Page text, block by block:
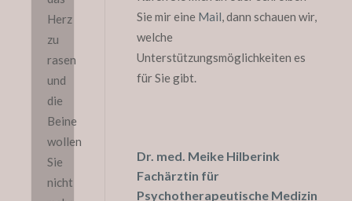
Herz
zu
rasen
und
die
Beine
wollen
Sie
nicht
Sie mir eine Mail, dann schauen wir,
welche
Unterstützungsmöglichkeiten es
für Sie gibt.
Dr. med. Meike Hilberink
Fachärztin für
Psychotherapeutische Medizin